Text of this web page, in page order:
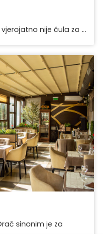
nije čula za ...
sinonim je za